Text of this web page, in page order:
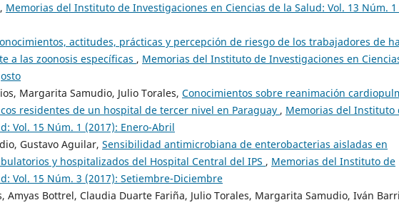
, Memorias del Instituto de Investigaciones en Ciencias de la Salud: Vol. 13 Núm. 1
actitudes, prácticas y percepción de riesgo de los trabajadores de
a las zoonosis específicas , Memorias del Instituto de Investigaciones en
Margarita Samudio, Julio Torales, Conocimientos sobre reanimación
residentes de un hospital de tercer nivel en Paraguay , Memorias del Instituto
Vol. 15 Núm. 1 (2017): Enero-Abril
Gustavo Aguilar, Sensibilidad antimicrobiana de enterobacterias aisladas en
y hospitalizados del Hospital Central del IPS , Memorias del Instituto de
Vol. 15 Núm. 3 (2017): Setiembre-Diciembre
Amyas Bottrel, Claudia Duarte Fariña, Julio Torales, Margarita Samudio, Iván